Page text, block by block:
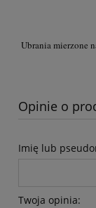
Ubrania mierzone
Opinie o
Imię lub
Twoja opinia: